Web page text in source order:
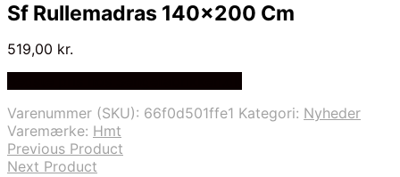
Sf Rullemadras 140×200 Cm
519,00 kr.
Varenummer (SKU): 66f0d501ffe1 Kategori: Nyheder
Varemærke: Hmt
Previous Product
Next Product